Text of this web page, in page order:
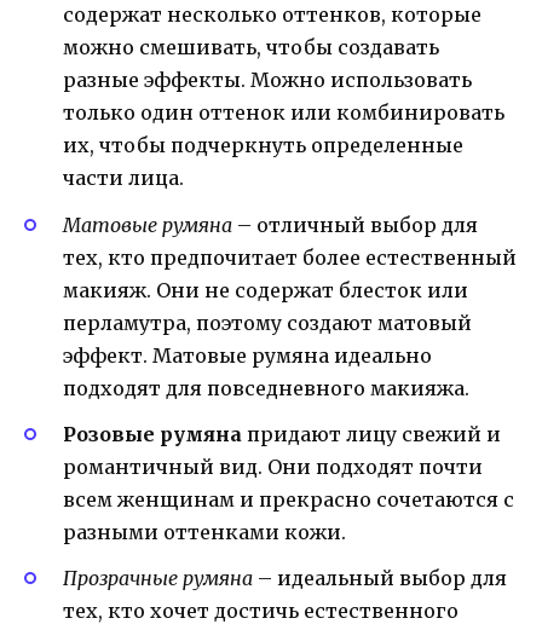
содержат несколько оттенков, которые
можно смешивать, чтобы создавать
разные эффекты. Можно использовать
только один оттенок или комбинировать
их, чтобы подчеркнуть определенные
части лица.
Матовые румяна – отличный выбор для
тех, кто предпочитает более естественный
макияж. Они не содержат блесток или
перламутра, поэтому создают матовый
эффект. Матовые румяна идеально
подходят для повседневного макияжа.
Розовые румяна придают лицу свежий и
романтичный вид. Они подходят почти
всем женщинам и прекрасно сочетаются с
разными оттенками кожи.
Прозрачные румяна – идеальный выбор для
тех, кто хочет достичь естественного